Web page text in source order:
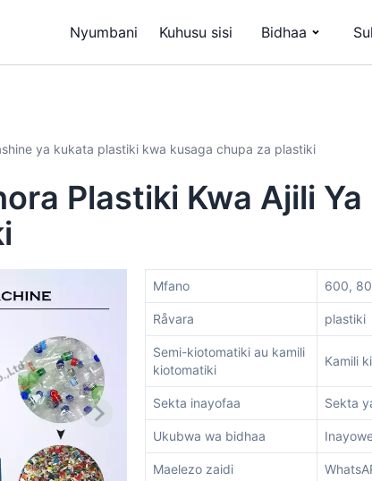
Nyumbani Kuhusu sisi Bidhaa
ya kukata plastiki kwa kusaga chupa za plastiki
Plastiki Kwa Ajili Ya
Mfano 600,
Råvara plastiki
Semi-kiotomatiki au kamili
kiotomatiki
Kamili
Sekta inayofaa Sekta
Ukubwa wa bidhaa
Maelezo zaidi